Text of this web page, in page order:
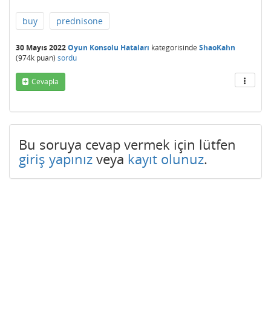
buy prednisone
30 Mayıs 2022Oyun Konsolu Hataları kategorisinde ShaoKahn
(974k puan) sordu
Cevapla
Bu soruya cevap vermek için lütfen
giriş yapınız veya kayıt olunuz.